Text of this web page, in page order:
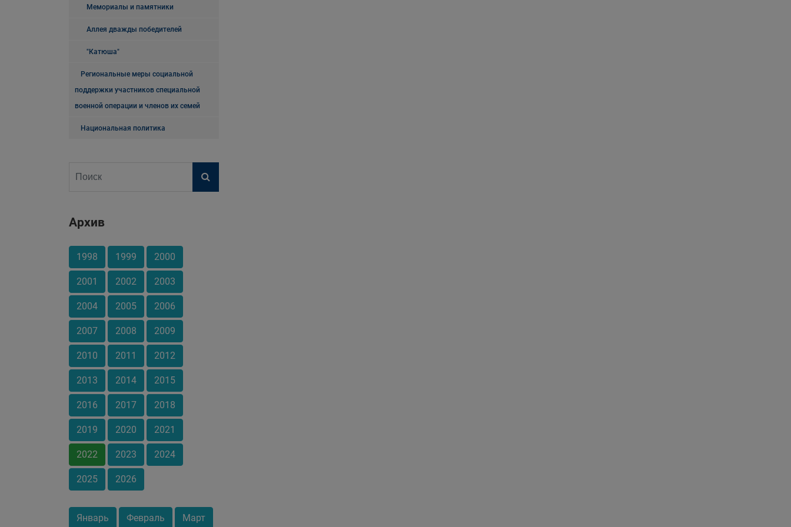
Мемориалы и памятники
Аллея дважды победителей
"Катюша"
Региональные меры социальной
поддержки участников специальной
военной операции и членов их семей
Национальная политика
Архив
1998 1999 2000
2001 2002 2003
2004 2005 2006
2007 2008 2009
2010 2011 2012
2013 2014 2015
2016 2017 2018
2019 2020 2021
2022 2023 2024
2025 2026
Январь Февраль Март